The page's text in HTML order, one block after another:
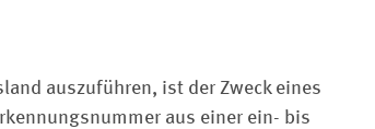
auszuführen, ist der Zweck eines
aus einer ein- bis